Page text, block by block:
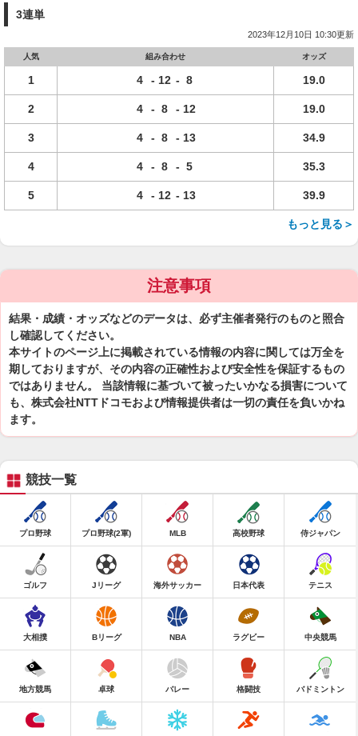
3連単
2023年12月10日 10:30更新
人気 組み合わせ オッズ
1 4 - 12 - 8 19.0
2 4 - 8 - 12 19.0
3 4 - 8 - 13 34.9
4 4 - 8 - 5 35.3
5 4 - 12 - 13 39.9
もっと見る＞
注意事項
結果・成績・オッズなどのデータは、必ず主催者発行のものと照合
し確認してください。
本サイトのページ上に掲載されている情報の内容に関しては万全を
期しておりますが、その内容の正確性および安全性を保証するもの
ではありません。 当該情報に基づいて被ったいかなる損害について
も、株式会社NTTドコモおよび情報提供者は一切の責任を負いかね
ます。
競技一覧
プロ野球 プロ野球(2軍) MLB 高校野球 侍ジャパン
ゴルフ Jリーグ 海外サッカー 日本代表 テニス
大相撲 Bリーグ NBA ラグビー 中央競馬
地方競馬 卓球 バレー 格闘技 バドミントン